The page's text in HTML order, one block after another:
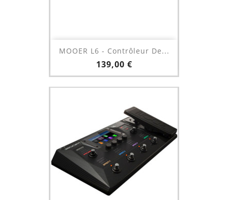
MOOER L6 - Contrôleur De...
Prix
139,00 €